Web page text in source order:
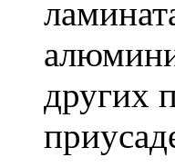
других